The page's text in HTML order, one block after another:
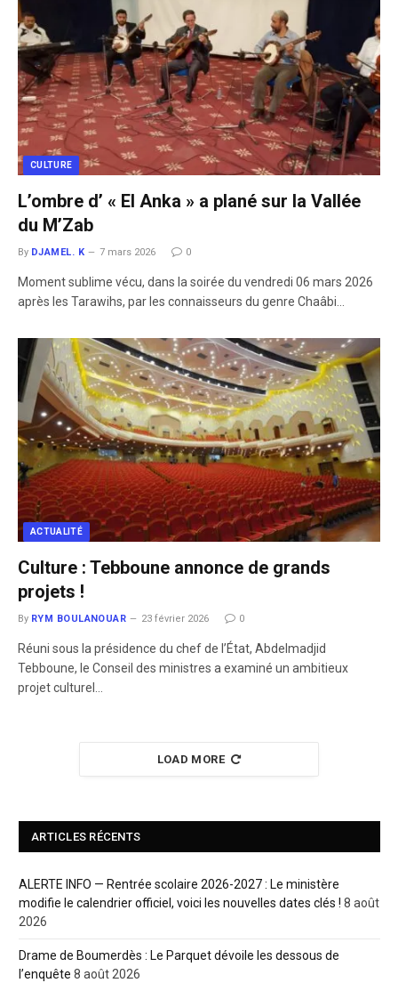
CULTURE
L’ombre d’ « El Anka » a plané sur la Vallée
du M’Zab
By DJAMEL. K 7 mars 2026 0
Moment sublime vécu, dans la soirée du vendredi 06 mars 2026
après les Tarawihs, par les connaisseurs du genre Chaâbi…
ACTUALITÉ
Culture : Tebboune annonce de grands
projets !
By RYM BOULANOUAR 23 février 2026 0
Réuni sous la présidence du chef de l’État, Abdelmadjid
Tebboune, le Conseil des ministres a examiné un ambitieux
projet culturel…
LOAD MORE
ARTICLES RÉCENTS
ALERTE INFO — Rentrée scolaire 2026-2027 : Le ministère
modifie le calendrier officiel, voici les nouvelles dates clés ! 8 août
2026
Drame de Boumerdès : Le Parquet dévoile les dessous de
l’enquête 8 août 2026